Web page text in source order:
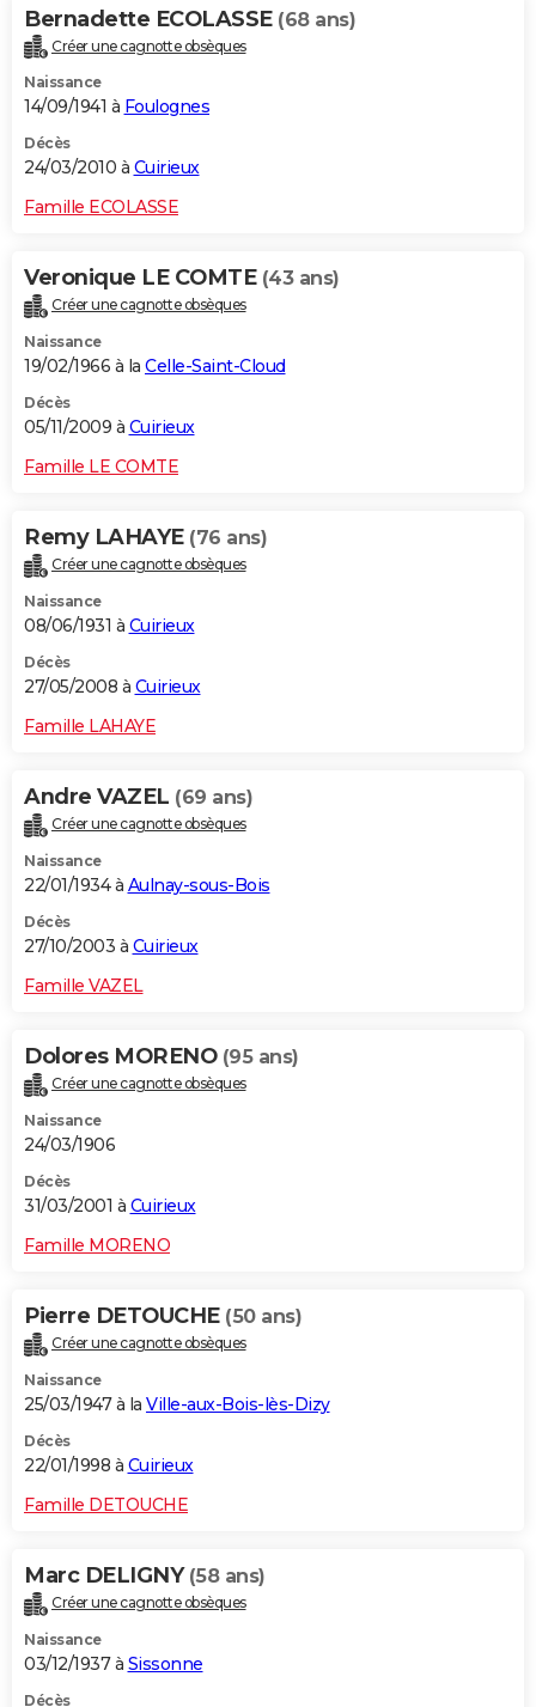
Bernadette ECOLASSE (68 ans)
Créer une cagnotte obsèques
Naissance
14/09/1941 à Foulognes
Décès
24/03/2010 à Cuirieux
Famille ECOLASSE
Veronique LE COMTE (43 ans)
Créer une cagnotte obsèques
Naissance
19/02/1966 à la Celle-Saint-Cloud
Décès
05/11/2009 à Cuirieux
Famille LE COMTE
Remy LAHAYE (76 ans)
Créer une cagnotte obsèques
Naissance
08/06/1931 à Cuirieux
Décès
27/05/2008 à Cuirieux
Famille LAHAYE
Andre VAZEL (69 ans)
Créer une cagnotte obsèques
Naissance
22/01/1934 à Aulnay-sous-Bois
Décès
27/10/2003 à Cuirieux
Famille VAZEL
Dolores MORENO (95 ans)
Créer une cagnotte obsèques
Naissance
24/03/1906
Décès
31/03/2001 à Cuirieux
Famille MORENO
Pierre DETOUCHE (50 ans)
Créer une cagnotte obsèques
Naissance
25/03/1947 à la Ville-aux-Bois-lès-Dizy
Décès
22/01/1998 à Cuirieux
Famille DETOUCHE
Marc DELIGNY (58 ans)
Créer une cagnotte obsèques
Naissance
03/12/1937 à Sissonne
Décès